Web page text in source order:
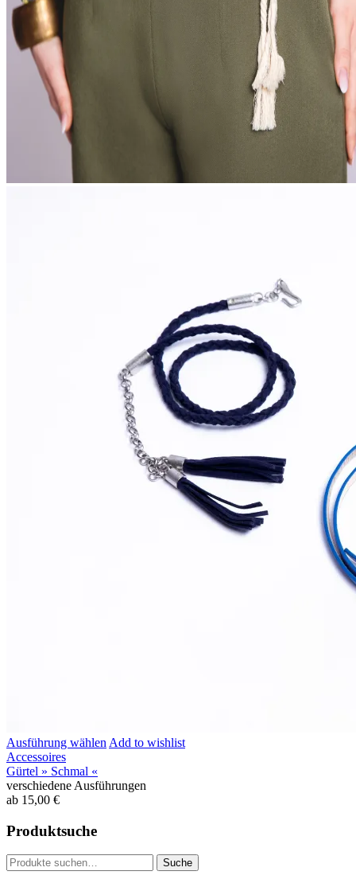
Ausführung wählen Add to wishlist
Accessoires
Gürtel » Schmal «
verschiedene Ausführungen
ab 15,00 €
Produktsuche
Suche
nach:
Suche